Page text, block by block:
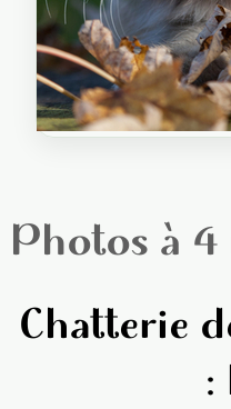
Photos à 4
Chatterie
: